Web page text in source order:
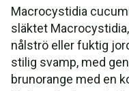
Macrocystidia
släktet
nålströ eller fuktig
stilig svamp, med
brunorange med en